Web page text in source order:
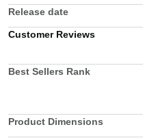
Release date
Customer Reviews
Best Sellers Rank
Product Dimensions